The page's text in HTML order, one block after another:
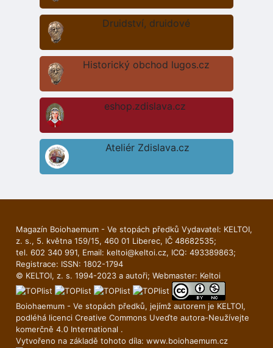
Druidství, druidové
Historický obchod lugos.cz
eshop.zdislava.cz
Ateliér Zdislava.cz
Magazín Boiohaemum - Ve stopách předků Vydavatel: KELTOI,
z. s., 5. května 159/15, 460 01 Liberec, IČ 48682535;
tel. 602 340 991, Email: keltoi@keltoi.cz, ICQ: 493389863;
Registrace: ISSN: 1802-1794
© KELTOI, z. s. 1994-2023 a autoři; Webmaster: Keltoi
Boiohaemum - Ve stopách předků, jejímž autorem je KELTOI,
podléhá licenci Creative Commons Uveďte autora-Neuží­vejte
komerčně 4.0 International .
Vytvořeno na základě tohoto díla: www.boiohaemum.cz